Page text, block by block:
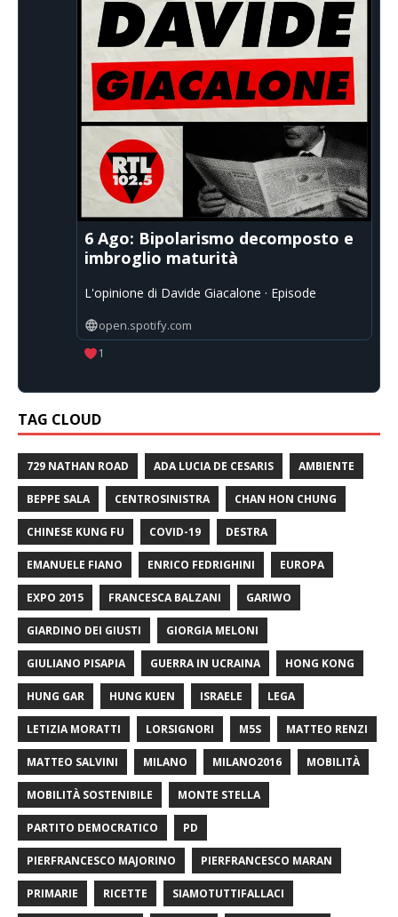
6 Ago: Bipolarismo decomposto e
imbroglio maturità
L'opinione di Davide Giacalone · Episode
open.spotify.com
1
TAG CLOUD
729 NATHAN ROAD ADA LUCIA DE CESARIS AMBIENTE
BEPPE SALA CENTROSINISTRA CHAN HON CHUNG
CHINESE KUNG FU COVID-19 DESTRA
EMANUELE FIANO ENRICO FEDRIGHINI EUROPA
EXPO 2015 FRANCESCA BALZANI GARIWO
GIARDINO DEI GIUSTI GIORGIA MELONI
GIULIANO PISAPIA GUERRA IN UCRAINA HONG KONG
HUNG GAR HUNG KUEN ISRAELE LEGA
LETIZIA MORATTI LORSIGNORI M5S MATTEO RENZI
MATTEO SALVINI MILANO MILANO2016 MOBILITÀ
MOBILITÀ SOSTENIBILE MONTE STELLA
PARTITO DEMOCRATICO PD
PIERFRANCESCO MAJORINO PIERFRANCESCO MARAN
PRIMARIE RICETTE SIAMOTUTTIFALLACI